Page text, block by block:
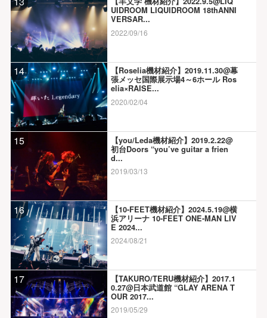
UIDROOM LIQUIDROOM 18thANNI
VERSAR...
2022/09/16
14
【Roselia機材紹介】2019.11.30@幕
張メッセ国際展示場4～6ホール Ros
elia×RAISE...
2020/02/04
15
【you/Leda機材紹介】2019.2.22@
初台Doors “you’ve guitar a frien
d...
2019/03/13
16
【10-FEET機材紹介】2024.5.19@横
浜アリーナ 10-FEET ONE-MAN LIV
E 2024...
2024/08/21
17
【TAKURO/TERU機材紹介】2017.1
0.27@日本武道館 “GLAY ARENA T
OUR 2017...
2019/05/29